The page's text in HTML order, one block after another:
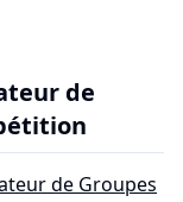
de
de Groupes